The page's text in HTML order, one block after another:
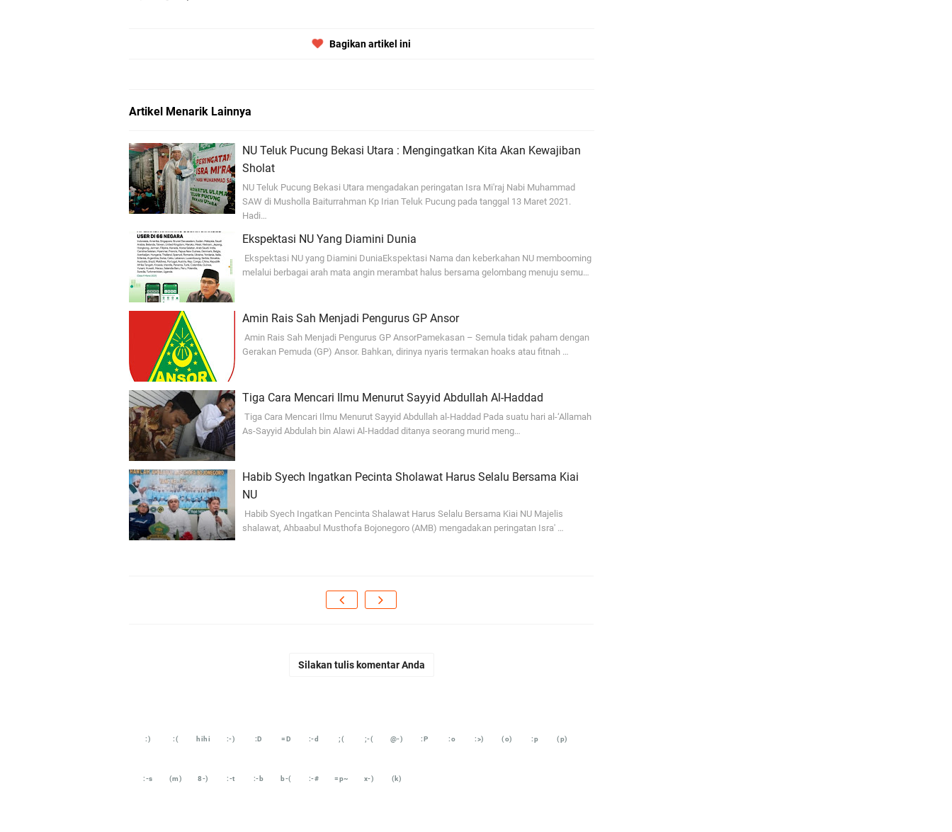
Bagikan artikel ini
Artikel Menarik Lainnya
NU Teluk Pucung Bekasi Utara : Mengingatkan Kita Akan Kewajiban
Sholat
NU Teluk Pucung Bekasi Utara mengadakan peringatan Isra Mi'raj Nabi Muhammad
SAW di Musholla Baiturrahman Kp Irian Teluk Pucung pada tanggal 13 Maret 2021.
Hadi…
Ekspektasi NU Yang Diamini Dunia
Ekspektasi NU yang Diamini DuniaEkspektasi Nama dan keberkahan NU membooming
melalui berbagai arah mata angin merambat halus bersama gelombang menuju semu…
Amin Rais Sah Menjadi Pengurus GP Ansor
Amin Rais Sah Menjadi Pengurus GP AnsorPamekasan – Semula tidak paham dengan
Gerakan Pemuda (GP) Ansor. Bahkan, dirinya nyaris termakan hoaks atau fitnah …
Tiga Cara Mencari Ilmu Menurut Sayyid Abdullah Al-Haddad
Tiga Cara Mencari Ilmu Menurut Sayyid Abdullah al-Haddad Pada suatu hari al-‘Allamah
As-Sayyid Abdulah bin Alawi Al-Haddad ditanya seorang murid meng…
Habib Syech Ingatkan Pecinta Sholawat Harus Selalu Bersama Kiai
NU
Habib Syech Ingatkan Pencinta Shalawat Harus Selalu Bersama Kiai NU Majelis
shalawat, Ahbaabul Musthofa Bojonegoro (AMB) mengadakan peringatan Isra' …
Silakan tulis komentar Anda
:) :( hihi :-) :D =D :-d ;( ;-( @-) :P :o :>) (o) :p (p)
:-s (m) 8-) :-t :-b b-( :-# =p~ x-) (k)